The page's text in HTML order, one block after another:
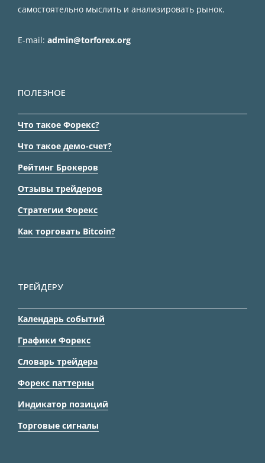
самостоятельно мыслить и анализировать рынок.
E-mail: admin@torforex.org
ПОЛЕЗНОЕ
Что такое Форекс?
Что такое демо-счет?
Рейтинг Брокеров
Отзывы трейдеров
Стратегии Форекс
Как торговать Bitcoin?
ТРЕЙДЕРУ
Календарь событий
Графики Форекс
Словарь трейдера
Форекс паттерны
Индикатор позиций
Торговые сигналы